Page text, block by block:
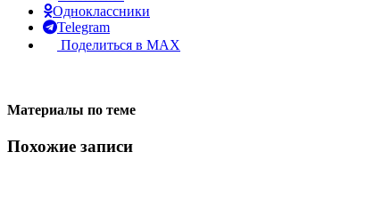
Одноклассники
Telegram
Поделиться в MAX
Материалы по теме
Похожие записи